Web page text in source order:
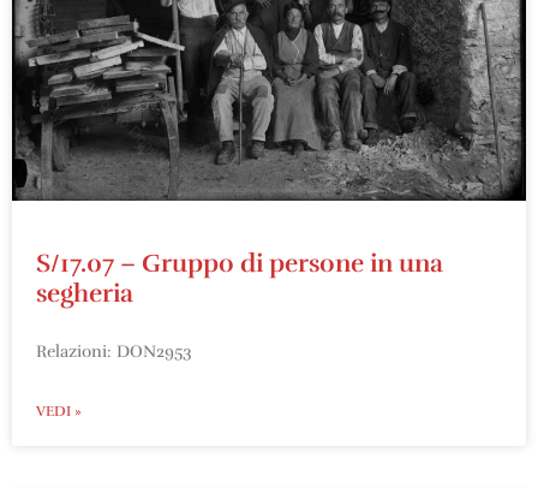
S/17.07 – Gruppo di persone in una
segheria
Relazioni: DON2953
VEDI »